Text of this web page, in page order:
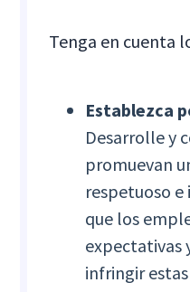
Tenga en cuenta
Establezca
Desarrolle y
promuevan
respetuoso e
que los
expectativas
infringir